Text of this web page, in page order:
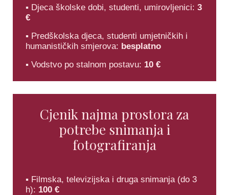
▪ Djeca školske dobi, studenti, umirovljenici: 3
€
▪ Predškolska djeca, studenti umjetničkih i
humanističkih smjerova: besplatno
▪ Vodstvo po stalnom postavu: 10 €
Cjenik najma prostora za
potrebe snimanja i
fotografiranja
▪ Filmska, televizijska i druga snimanja (do 3
h): 100 €